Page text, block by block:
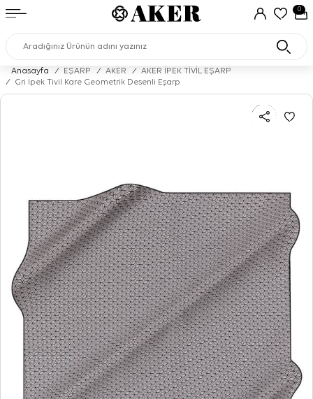
0
Anasayfa / EŞARP / AKER /
AKER İPEK TİVİL EŞARP
/
Gri İpek Tivil Kare Geometrik Desenli Eşarp